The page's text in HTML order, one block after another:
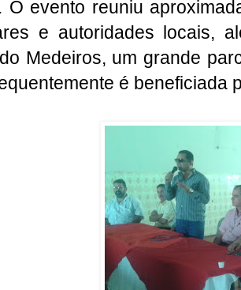
O evento reuniu
e autoridades locais,
Medeiros, um grande
é beneficiada